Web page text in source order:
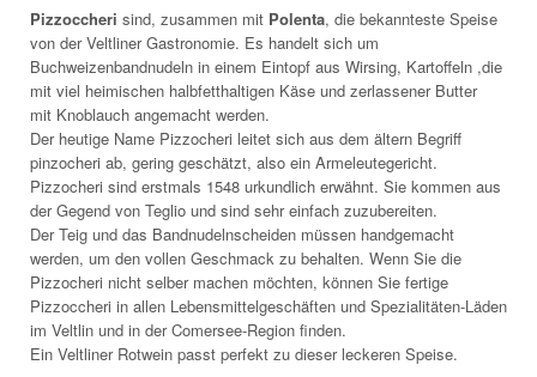
Pizzoccheri sind, zusammen mit Polenta, die bekannteste Speise
von der Veltliner Gastronomie. Es handelt sich um
Buchweizenbandnudeln in einem Eintopf aus Wirsing, Kartoffeln ,die
mit viel heimischen halbfetthaltigen Käse und zerlassener Butter
mit Knoblauch angemacht werden.
Der heutige Name Pizzocheri leitet sich aus dem ältern Begriff
pinzocheri ab, gering geschätzt, also ein Armeleutegericht.
Pizzocheri sind erstmals 1548 urkundlich erwähnt. Sie kommen aus
der Gegend von Teglio und sind sehr einfach zuzubereiten.
Der Teig und das Bandnudelnscheiden müssen handgemacht
werden, um den vollen Geschmack zu behalten. Wenn Sie die
Pizzocheri nicht selber machen möchten, können Sie fertige
Pizzoccheri in allen Lebensmittelgeschäften und Spezialitäten-Läden
im Veltlin und in der Comersee-Region finden.
Ein Veltliner Rotwein passt perfekt zu dieser leckeren Speise.